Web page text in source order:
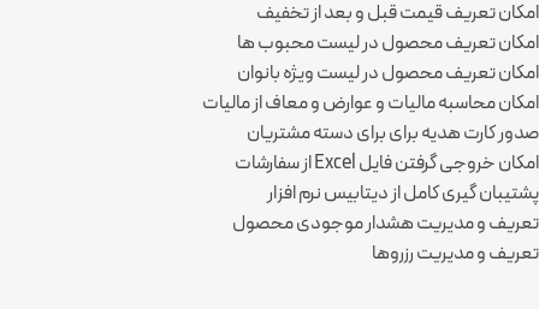
امکان تعریف قیمت قبل و بعد از تخفیف
امکان تعریف محصول در لیست محبوب ها
امکان تعریف محصول در لیست ویژه بانوان
امکان محاسبه مالیات و عوارض و معاف از مالیات
صدور کارت هدیه برای برای دسته مشتریان
امکان خروجی گرفتن فایل Excel از سفارشات
پشتیبان گیری کامل از دیتابیس نرم افزار
تعریف و مدیریت هشدار موجودی محصول
تعریف و مدیریت رزروها